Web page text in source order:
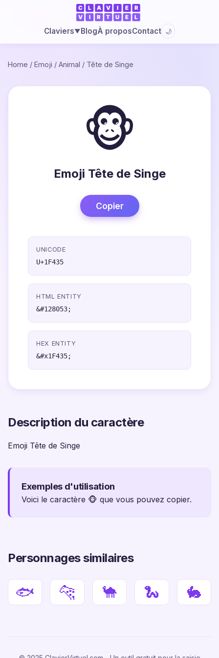
Claviers▼BlogÀ proposContact 🌙
Home / Emoji / Animal / Tête de Singe
🐵
Emoji Tête de Singe
Copier
UNICODE
U+1F435
HTML ENTITY
&#128053;
HEX ENTITY
&#x1F435;
Description du caractère
Emoji Tête de Singe
Exemples d'utilisation
Voici le caractère 🐵 que vous pouvez copier.
Personnages similaires
🐟 🐆 🐪 🐍 🐇